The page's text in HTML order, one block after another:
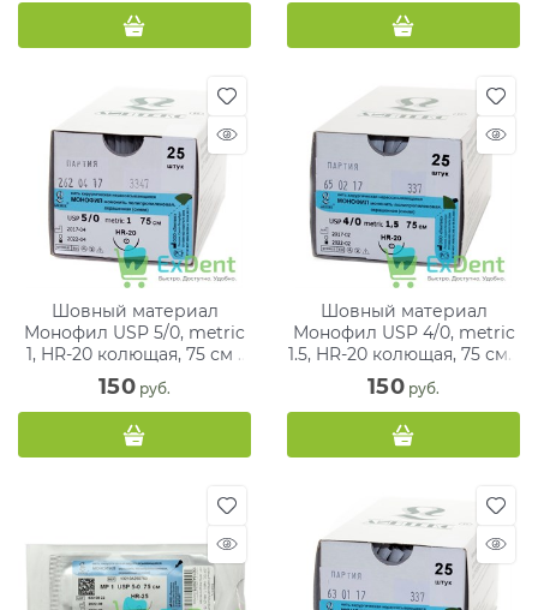
Шовный материал
Монофил USP 5/0, metric
1, HR-20 колющая, 75 см -
нить хирургическая
150 руб.
Шовный материал
Монофил USP 4/0, metric
1.5, HR-20 колющая, 75 см -
нити хирургические с
иглами
150 руб.